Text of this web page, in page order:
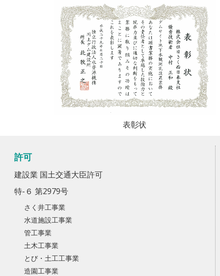
表彰状
許可
建設業 国土交通大臣許可
特-６ 第2979号
さく井工事業
水道施設工事業
管工事業
土木工事業
とび・土工工事業
造園工事業